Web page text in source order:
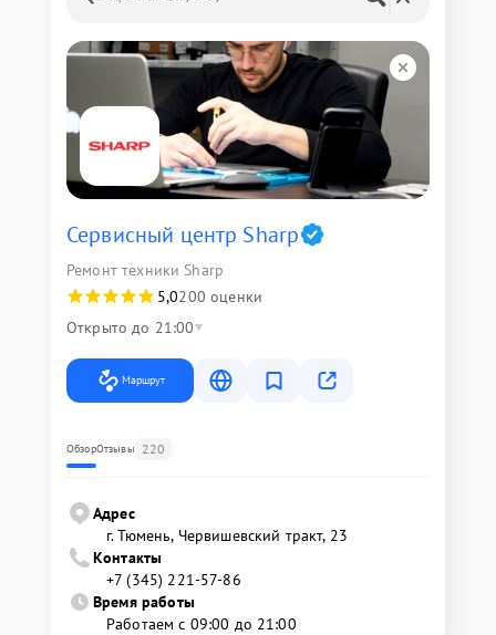
Сервисный центр Sharp
Ремонт техники Sharp
5,0200 оценки
Открыто до 21:00
Маршрут
ОбзорОтзывы 220
Адрес
г. Тюмень, ​Червишевский тракт, 23
Контакты
+7 (345) 221-57-86
Время работы
Работаем с 09:00 до 21:00